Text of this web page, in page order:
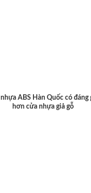
ABS Hàn Quốc có đáng
hơn cửa nhựa giả gỗ